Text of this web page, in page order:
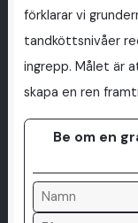
förklarar vi
tandköttsnivåer
ingrepp. Målet är
skapa en ren
Be om en